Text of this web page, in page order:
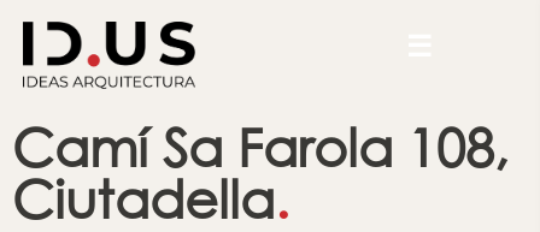
Camí Sa Farola 108,
Ciutadella.